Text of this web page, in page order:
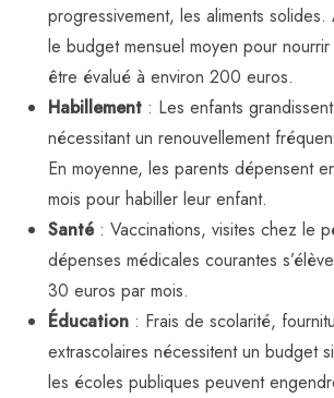
progressivement, les aliments
le budget mensuel moyen pour
être évalué à environ 200 euros.
Habillement : Les enfants
nécessitant un renouvellement
En moyenne, les parents dépensent
mois pour habiller leur enfant.
Santé: Vaccinations, visites chez le
dépenses médicales courantes
30 euros par mois.
Éducation : Frais de scolarité,
extrascolaires nécessitent un budget
les écoles publiques peuvent